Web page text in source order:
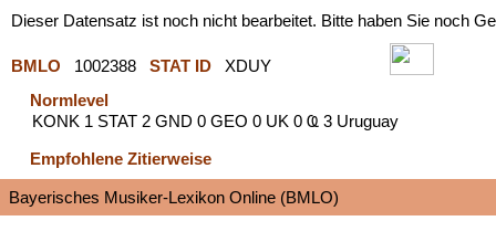
Dieser Datensatz ist noch nicht bearbeitet. Bitte haben Sie noch
BMLO 1002388 STAT ID
XDUY
Normlevel
KONK 1 STAT 2 GND 0 GEO 0 UK 0 Ҩ 3 Uruguay
Empfohlene Zitierweise
Bayerisches Musiker-Lexikon Online (BMLO)